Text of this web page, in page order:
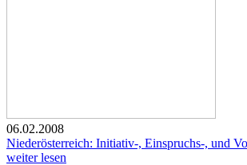
06.02.2008
Niederösterreich: Initiativ-, Einspruchs-, und
weiter lesen